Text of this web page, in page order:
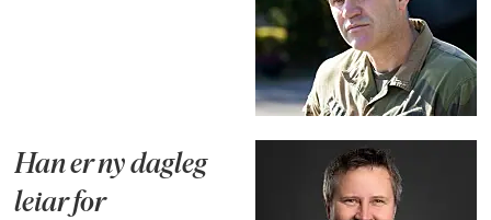
Han er ny dagleg
leiar for